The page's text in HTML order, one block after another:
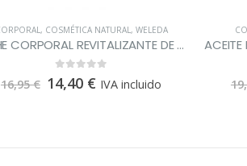
, COSMÉTICA NATURAL, WELEDA
LECHE CORPORAL REVITALIZANTE DE ONAGRA
0out of 5
16,95€ 14,40 € IVA incluido